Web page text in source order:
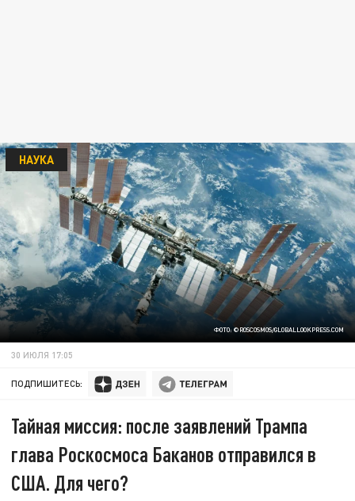
ФОТО: ©ROSCOSMOS/GLOBALLOOKPRESS.COM
НАУКА
30 ИЮЛЯ 17:05
ПОДПИШИТЕСЬ:
Тайная миссия: после заявлений Трампа
глава Роскосмоса Баканов отправился в
США. Для чего?